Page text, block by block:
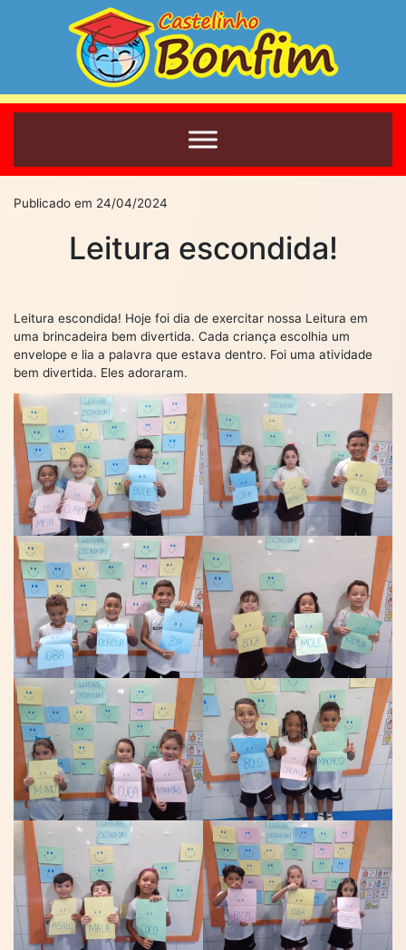
Publicado em 24/04/2024
Leitura escondida!
Leitura escondida! Hoje foi dia de exercitar nossa Leitura em
uma brincadeira bem divertida. Cada criança escolhia um
envelope e lia a palavra que estava dentro. Foi uma atividade
bem divertida. Eles adoraram.